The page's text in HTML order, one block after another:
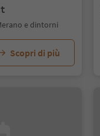
e dintorni
Scopri di più